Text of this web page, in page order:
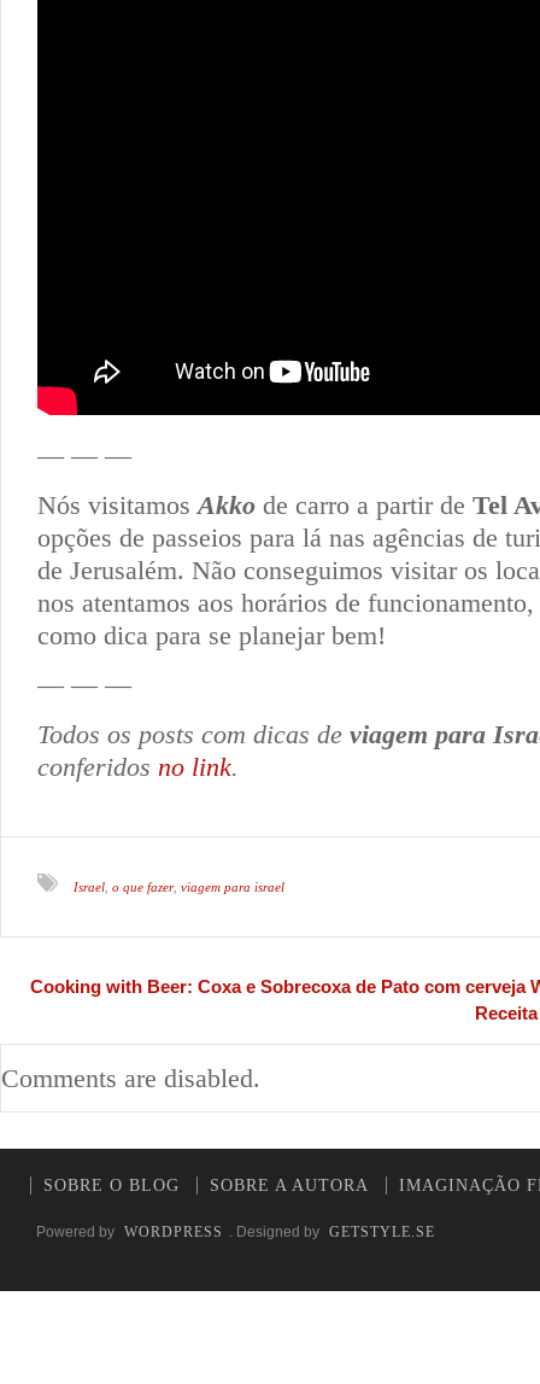
— — —
Nós visitamos Akko de carro a partir de Tel
opções de passeios para lá nas agências de
de Jerusalém. Não conseguimos visitar os
nos atentamos aos horários de
como dica para se planejar bem!
— — —
Todos os posts com dicas de viagem para
conferidos no link.
Israel o que fazer, viagem para israel
Cooking with Beer: Coxa e Sobrecoxa de Pato com cerveja
Comments are disabled.
SOBRE O BLOG SOBRE A AUTORA IMAGINAÇÃO
Powered by WORDPRESS . Designed by GETSTYLE.SE